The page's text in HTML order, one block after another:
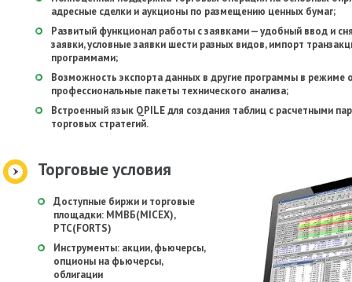
адресные сделки и аукционы по размещению ценных бумаг;
Развитый функционал работы с заявками — удобный ввод и
заявки, условные заявки шести разных видов, импорт
программами;
Возможность экспорта данных в другие программы в режиме
профессиональные пакеты технического анализа;
Встроенный язык QPILE для создания таблиц с расчетными
торговых стратегий.
Торговые условия
Доступные биржи и торговые
площадки: ММВБ(MICEX),
РТС(FORTS)
Инструменты: акции, фьючерсы,
опционы на фьючерсы,
облигации